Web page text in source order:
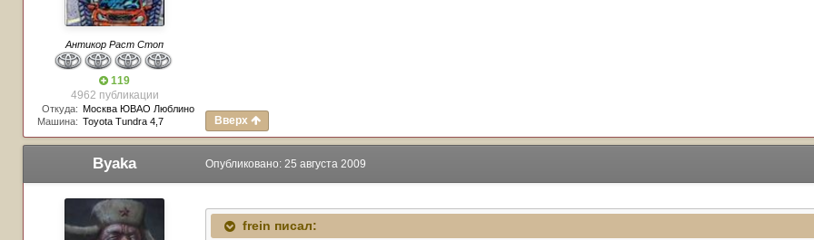
Антикор Раст Стоп
119
4962 публикации
Откуда: Москва ЮВАО Люблино
Машина: Toyota Tundra 4,7 Вверх
Byaka Опубликовано: 25 августа 2009
frein писал: